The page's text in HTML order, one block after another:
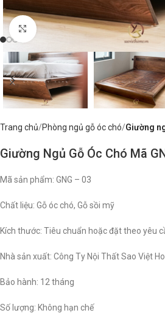
Nhấp để phóng to
Trang chủ Phòng ngủ gỗ óc chó Giường
Giường Ngủ Gỗ Óc Chó Mã
Mã sản phẩm: GNG – 03
Chất liệu: Gỗ óc chó, Gỗ sồi mỹ
Kích thước: Tiêu chuẩn hoặc đặt theo yêu
Nhà sản xuất: Công Ty Nội Thất Sao Việt
Bảo hành: 12 tháng
Số lượng: Không hạn chế